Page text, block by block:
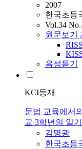
2007
한국초등
Vol.34
원문보기
RISS
음성듣기
KCI등재
문법 교육에서
교 3학년의 일
김명광
한국초등